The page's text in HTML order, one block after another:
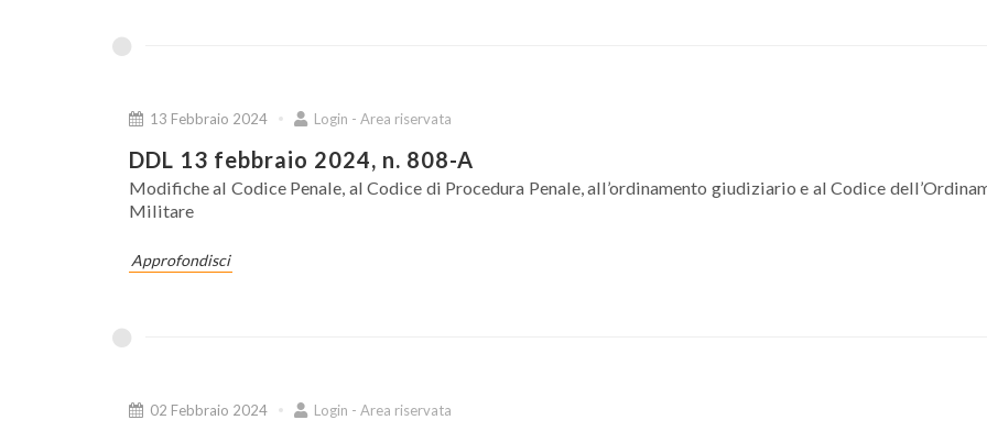
13 Febbraio 2024 Login - Area riservata
DDL 13 febbraio 2024, n. 808-A
Modifiche al Codice Penale, al Codice di Procedura Penale, all’ordinamento giudiziario e al Codice
Militare
Approfondisci
02 Febbraio 2024 Login - Area riservata